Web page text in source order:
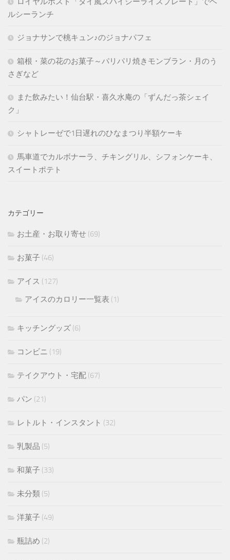
ルシーランチ
ジョナサンで桃キュン♪のジョナパフェ
箱根・菜の花のお菓子～パリパリ焼きモンブラン・月のう
さぎなど
また飲みたい！仙台駅・喜久水庵の「ずんだっ茶シェイ
ク」
シャトレーゼで1日遅れのひなまつり半額ケーキ
馬車道でカルボナーラ、チキングリル、シフォンケーキ、
スイートポテト
カテゴリー
お土産・お取り寄せ (69)
お菓子 (46)
アイス (127)
アイスのカロリー一覧表 (1)
キッチングッズ (6)
コンビニ (19)
テイクアウト・宅配 (67)
パン (21)
レトルト・インスタント (32)
乳製品 (5)
和菓子 (33)
未分類 (5)
洋菓子 (49)
瓶詰め (2)